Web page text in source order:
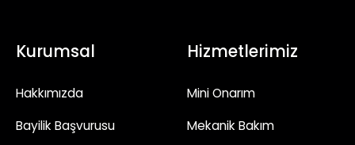
Kurumsal
Hakkımızda
Bayilik Başvurusu
Hizmetlerimiz
Mini Onarım
Mekanik Bakım